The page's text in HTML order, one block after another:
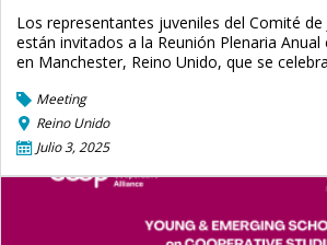
Los representantes juveniles del Comité de
están invitados a la Reunión Plenaria
en Manchester, Reino Unido, que se
Meeting
Reino Unido
Julio 3, 2025